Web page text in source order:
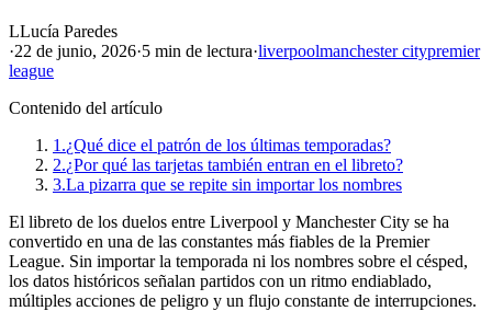
LLucía Paredes
·22 de junio, 2026·5 min de lectura·liverpoolmanchester citypremier
league
Contenido del artículo
1.¿Qué dice el patrón de los últimas temporadas?
2.¿Por qué las tarjetas también entran en el libreto?
3.La pizarra que se repite sin importar los nombres
El libreto de los duelos entre Liverpool y Manchester City se ha
convertido en una de las constantes más fiables de la Premier
League. Sin importar la temporada ni los nombres sobre el césped,
los datos históricos señalan partidos con un ritmo endiablado,
múltiples acciones de peligro y un flujo constante de interrupciones.